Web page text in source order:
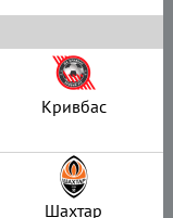
Кривбас
Шахтар